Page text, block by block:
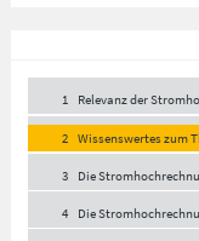
1 Relevanz der
2 Wissenswertes zum
3 Die
4 Die